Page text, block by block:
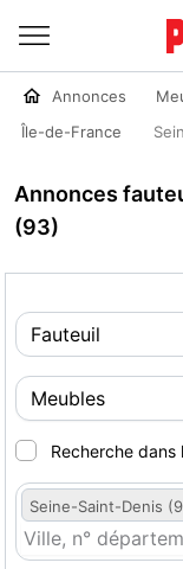
Annonces
Île-de-France
Annonces
(93)
Recherche
Seine-Saint-Denis